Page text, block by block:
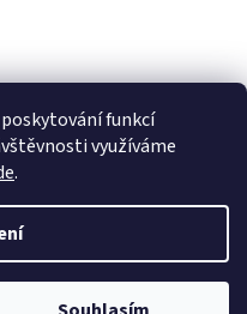
funkcí
využíváme
.
. Všechna práva vyhrazena.